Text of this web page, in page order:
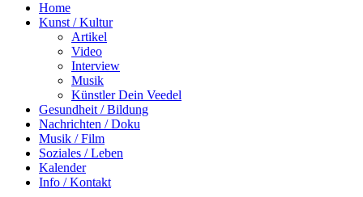
Home
Kunst / Kultur
Artikel
Video
Interview
Musik
Künstler Dein Veedel
Gesundheit / Bildung
Nachrichten / Doku
Musik / Film
Soziales / Leben
Kalender
Info / Kontakt